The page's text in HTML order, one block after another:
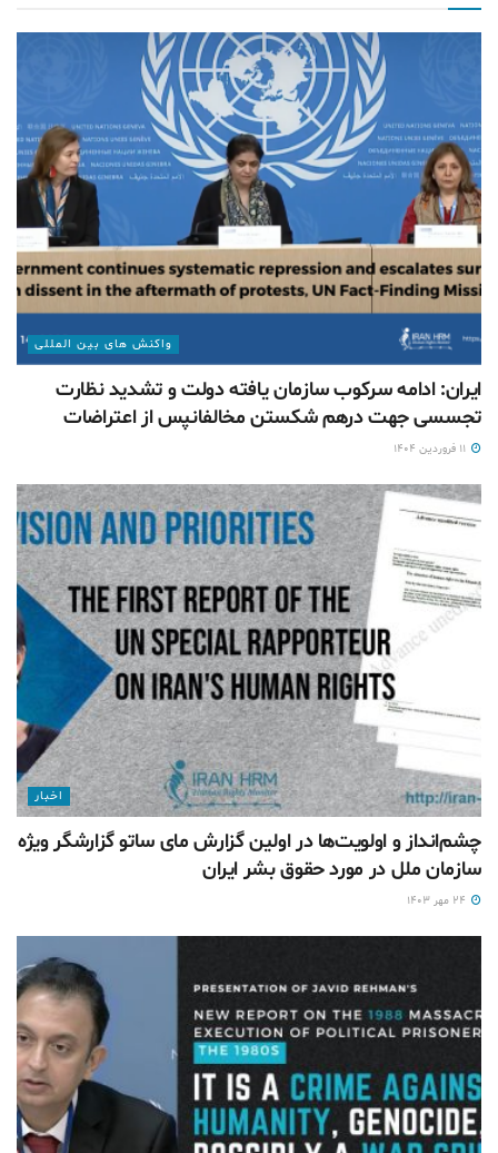
واکنش های بین المللی
ایران: ادامه سرکوب سازمان یافته دولت و تشدید نظارت
تجسسی جهت درهم شکستن مخالفانپس از اعتراضات
اخبار
چشم‌انداز و اولویت‌ها در اولین گزارش مای ساتو گزارشگر ویژه
سازمان ملل در مورد حقوق بشر ایران